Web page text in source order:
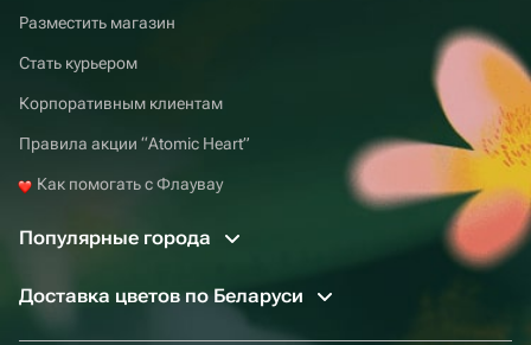
Разместить магазин
Стать курьером
Корпоративным клиентам
Правила акции “Atomic Heart”
Как помогать с Флаувау
Популярные города
Доставка цветов по Беларуси